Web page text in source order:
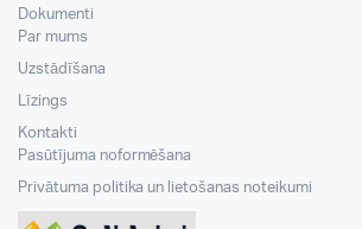
Dokumenti
Par mums
Uzstādīšana
Līzings
Kontakti
Pasūtījuma noformēšana
Privātuma politika un lietošanas noteikumi